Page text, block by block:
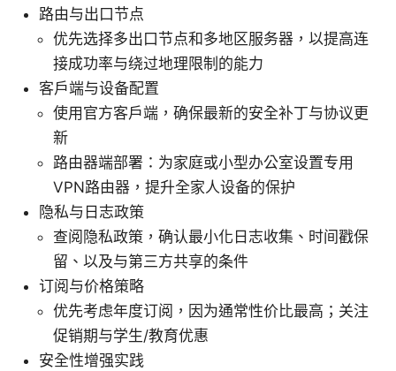
路由与出口节点
优先选择多出口节点和多地区服务器，以提高连
接成功率与绕过地理限制的能力
客户端与设备配置
使用官方客户端，确保最新的安全补丁与协议更
新
路由器端部署：为家庭或小型办公室设置专用
VPN路由器，提升全家人设备的保护
隐私与日志政策
查阅隐私政策，确认最小化日志收集、时间戳保
留、以及与第三方共享的条件
订阅与价格策略
优先考虑年度订阅，因为通常性价比最高；关注
促销期与学生/教育优惠
安全性增强实践